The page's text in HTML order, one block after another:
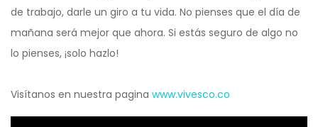
de trabajo, darle un giro a tu vida. No pienses que el día de
mañana será mejor que ahora. Si estás seguro de algo no
lo pienses, ¡solo hazlo!
Visítanos en nuestra pagina www.vivesco.co